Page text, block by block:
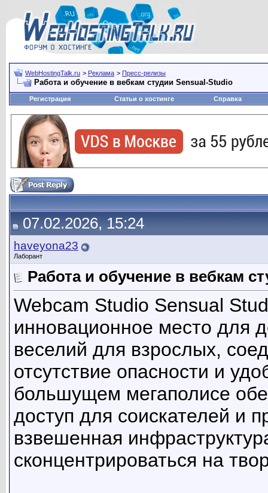
WebHostingTalk.ru > Реклама > Пресс-релизы
Работа и обучение в вебкам студии Sensual-Studio
Регистрация Статьи о хостинге Справка
07.02.2026, 15:24
haveyona23
Лаборант
Работа и обучение в вебкам
Webcam Studio Sensual
инновационное место для
веселий для взрослых,
отсутствие опасности и
большущем мегаполисе
доступ для соискателей и
взвешенная
сконцентрироваться на